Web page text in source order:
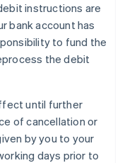
instructions are
bank account has
to fund the
the debit
until further
of cancellation or
by you to your
days prior to